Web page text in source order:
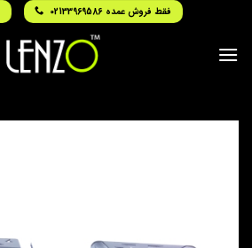
content
فقط فروش عمده 02133969586